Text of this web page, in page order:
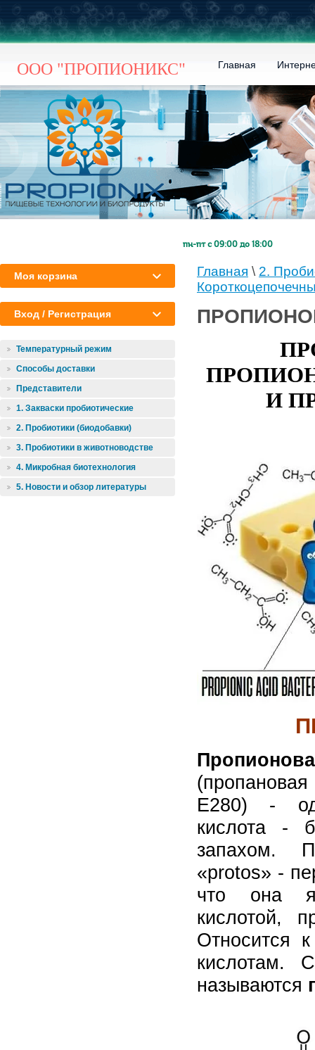
ООО "ПРОПИОНИКС" Главная
пн-пт с 09:00 до 18:00
Главная \ 2.
И
(пропановая
E280) -
кислота -
запахом.
«protos» -
что она
кислотой,
Относится
кислотам.
называются
Моя корзина
Вход / Регистрация
Температурный режим
Способы доставки
Представители
1. Закваски пробиотические
2. Пробиотики (биодобавки)
3. Пробиотики в животноводстве
4. Микробная биотехнология
5. Новости и обзор литературы